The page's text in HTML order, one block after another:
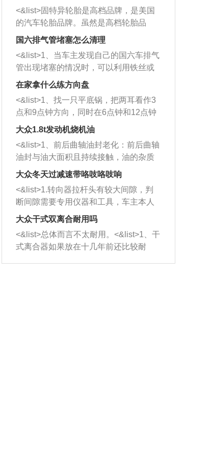
<&list>固特异轮胎是高档品牌，是美国
的汽车轮胎品牌。虽然是高档轮胎品
牌，但是中高低端的轮胎都有生产，这
也是为了更好的开拓市场。
国六排气管堵塞怎么清理
<&list>1、当车主发现自己的国六车排气
管出现堵塞的情况时，可以利用铁丝或
者是细棍，直接将杂物给取出来，如果
堵塞情况比较严重，也可以采取应急措
施。 <&list>2、直接利用木棍将所有的
杂物推到排气管里面的位置处，然后将
三元催化器拆解开，就可以将堵塞的东
西取出来。但如果是因为积碳过多引起
的堵塞，就需要将三元催化器泡在草酸
洗剂对堵塞的情况得到解决，将清洗剂
放在燃油箱中，与燃油混合后，车辆启
动时，就可以和汽油一起进入到燃烧
室，最后形成废气排出，就可以让三元
催化器得到清洗，排气管堵塞的情况就
能够得到解决。
在家拿什么练方向盘
<&list>1、找一只平底锅，把两耳看作3
点和9点钟方向，同时在6点钟和12点钟
方向做一个标记。 <&list>2、双手握住
一圈半的练习，往右同样也要打相同的
圈数。 <&list>3、最后强调要反复练
习，这样就可以形成肌肉记忆，在真实
驾驶车辆时，不需要记忆也能打好方
向。
大众1.8t发动机烧机油
<&list>1、前后曲轴油封老化：前后曲轴
油封与油大面积且持续接触，油的杂质
和发动机内持续温度变化使其密封效果
逐渐减弱，导致渗油或漏油。<&list>2、
活塞间隙过大：积碳会使活塞环与缸体
的间隙扩大，导致机油流入燃烧室中，
造成烧机油。<&list>3、机油粘度。使用
机油粘度过小的话，同样会有烧机油现
象，机油粘度过小具有很好的流动性，
大众冬天过减速带咯吱咯吱响
<&list>1.转向器拉杆头有较大间隙，判
断间隙需要专用仪器和工具，车主本人
无法制作，需要将车辆送到修理厂或4s
店；<&list>2.车辆半轴套管防尘罩破
裂，破裂后会出现漏油现象，使半轴磨
损严重，磨损的半轴容易损坏，产生异
响；<&list>3.稳定器的转向胶套和球头
大众干式双离合耐用吗
<&list>总体而言不太耐用。<&list>1、干
式离合器如果放在十几年前还比较耐